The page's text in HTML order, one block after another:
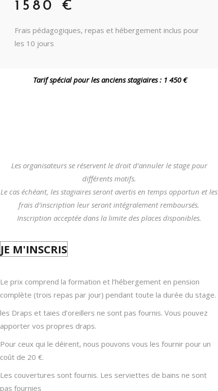
1580 €
Frais pédagogiques, repas et hébergement inclus pour
les 10 jours
Tarif spécial pour les anciens stagiaires : 1 450 €
Les organisateurs se réservent le droit d’annuler le stage pour
différents motifs.
Le cas échéant, les stagiaires seront avertis en temps opportun et les
frais d’inscription leur seront intégralement remboursés.
Inscription acceptée dans la limite des places disponibles.
JE M'INSCRIS
Le prix comprend la formation et l’hébergement en pension
complète (trois repas par jour) pendant toute la durée du stage.
les Draps et taies d’oreillers ne sont pas fournis. Vous pouvez
apporter vos propres draps.
Pour ceux qui le déirent, nous pouvons vous les fournir pour un
coût de 20 €.
Les couvertures sont fournis. Les serviettes de bains ne sont
pas fournies